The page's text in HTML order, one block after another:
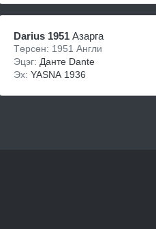
Darius 1951 Азарга
Төрсөн: 1951 Англи
Эцэг: Данте Dante
Эх:YASNA 1936